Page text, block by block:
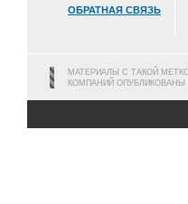
ОБРАТНАЯ СВЯЗЬ
МАТЕРИАЛЫ С ТАКОЙ
КОМПАНИЙ